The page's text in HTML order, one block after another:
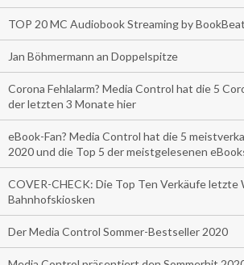
TOP 20 MC Audiobook Streaming by BookBeat
Jan Böhmermann an Doppelspitze
Corona Fehlalarm? Media Control hat die 5
der letzten 3 Monate hier
eBook-Fan? Media Control hat die 5
2020 und die Top 5 der meistgelesenen
COVER-CHECK: Die Top Ten Verkäufe letzte
Bahnhofskiosken
Der Media Control Sommer-Bestseller 2020